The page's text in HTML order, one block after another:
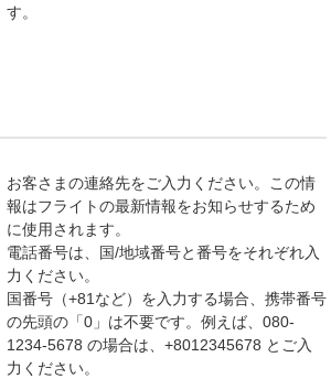
す。
お客さまの連絡先をご入力ください。この情
報はフライトの最新情報をお知らせするため
に使用されます。
電話番号は、国/地域番号と番号をそれぞれ入
力ください。
国番号（+81など）を入力する場合、携帯番号
の先頭の「0」は不要です。 例えば、080-
1234-5678 の場合は、+8012345678 とご入
力ください。